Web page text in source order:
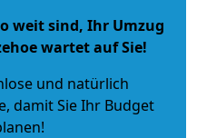
weit sind, Ihr Umzug
wartet auf Sie!
und natürlich
, damit Sie Ihr Budget